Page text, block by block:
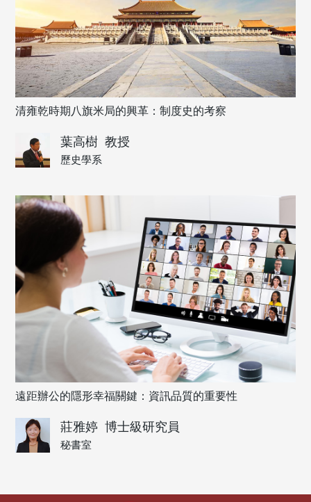
清雍乾時期八旗米局的興革：制度史的考察
葉高樹 教授
歷史學系
遠距辦公的隱形幸福關鍵：資訊品質的重要性
莊雅婷 博士級研究員
秘書室